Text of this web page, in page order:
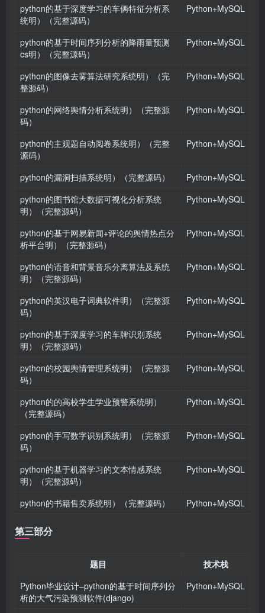
python的基于深度学习的车俩特征分析系
统明）（完整源码）
Python+MySQL
python的基于时间序列分析的降雨量预测
cs明）（完整源码）
Python+MySQL
python的图像去雾算法研究系统明）（完
整源码）
Python+MySQL
python的网络舆情分析系统明）（完整源
码）
Python+MySQL
python的主观题自动阅卷系统明）（完整
源码）
Python+MySQL
python的漏洞扫描系统明）（完整源码）
Python+MySQL
python的图书馆大数据可视化分析系统
明）（完整源码）
Python+MySQL
python的基于网易新闻+评论的舆情热点分
析平台明）（完整源码）
Python+MySQL
python的语音和背景音乐分离算法及系统
明）（完整源码）
Python+MySQL
python的英汉电子词典软件明）（完整源
码）
Python+MySQL
python的基于深度学习的车牌识别系统
明）（完整源码）
Python+MySQL
python的校园舆情管理系统明）（完整源
码）
Python+MySQL
python的的高校学生学业预警系统明）
（完整源码）
Python+MySQL
python的手写数字识别系统明）（完整源
码）
Python+MySQL
python的基于机器学习的文本情感系统
明）（完整源码）
Python+MySQL
python的书籍售卖系统明）（完整源码） Python+MySQL
第三部分
题目
技术栈
Python毕业设计–python的基于时间序列分
析的大气污染预测软件(django)
Python+MySQL